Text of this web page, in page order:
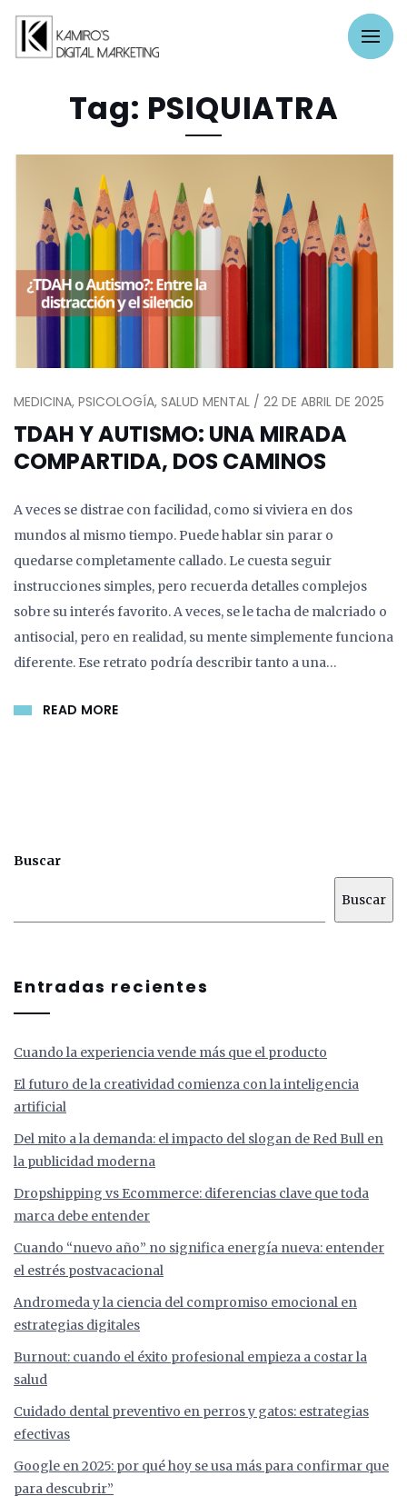
Tag: PSIQUIATRA
MEDICINA, PSICOLOGÍA, SALUD MENTAL / 22 DE ABRIL DE 2025
TDAH Y AUTISMO: UNA MIRADA
COMPARTIDA, DOS CAMINOS
​A veces se distrae con facilidad, como si viviera en dos
mundos al mismo tiempo. Puede hablar sin parar o
quedarse completamente callado. Le cuesta seguir
instrucciones simples, pero recuerda detalles complejos
sobre su interés favorito. A veces, se le tacha de malcriado o
antisocial, pero en realidad, su mente simplemente funciona
diferente.​ Ese retrato podría describir tanto a una…
READ MORE
Buscar
Buscar
Entradas recientes
Cuando la experiencia vende más que el producto
El futuro de la creatividad comienza con la inteligencia
artificial
Del mito a la demanda: el impacto del slogan de Red Bull en
la publicidad moderna
Dropshipping vs Ecommerce: diferencias clave que toda
marca debe entender
Cuando “nuevo año” no significa energía nueva: entender
el estrés postvacacional
Andromeda y la ciencia del compromiso emocional en
estrategias digitales
Burnout: cuando el éxito profesional empieza a costar la
salud
Cuidado dental preventivo en perros y gatos: estrategias
efectivas
Google en 2025: por qué hoy se usa más para confirmar que
para descubrir”